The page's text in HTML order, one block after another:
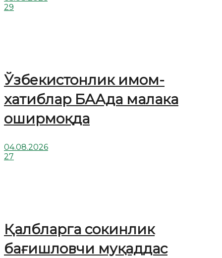
29
Ўзбекистонлик имом-
хатиблар БААда малака
оширмоқда
04.08.2026
27
Қалбларга сокинлик
бағишловчи муқаддас